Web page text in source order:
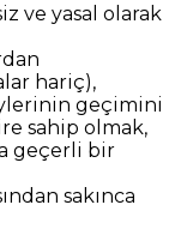
ve yasal olarak
hariç),
geçimini
sahip olmak,
geçerli bir
sakınca